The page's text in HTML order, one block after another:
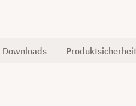
Downloads Produktsicherheit